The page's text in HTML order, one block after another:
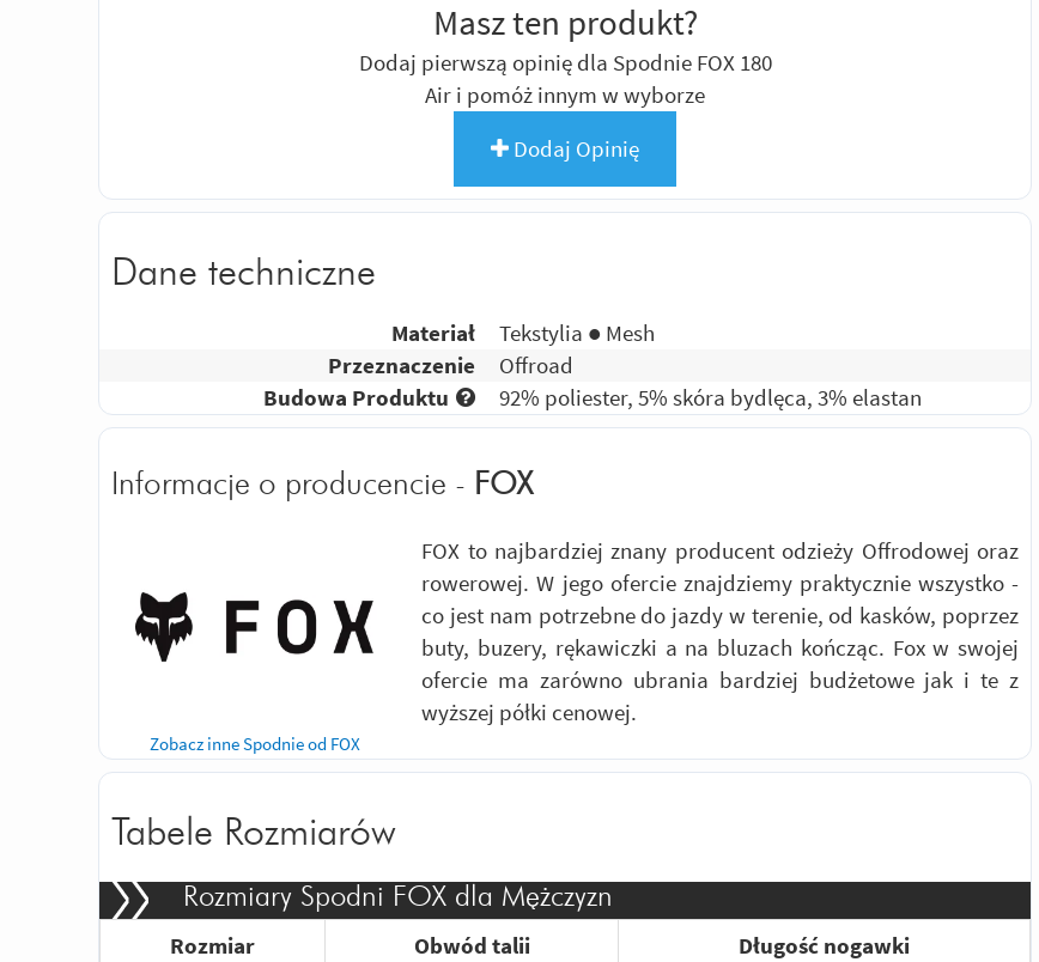
Masz ten produkt?
Dodaj pierwszą opinię dla Spodnie FOX 180
Air i pomóż innym w wyborze
Dodaj Opinię
Dane techniczne
Materiał
Tekstylia ● Mesh
Przeznaczenie
Offroad
Budowa Produktu
92% poliester, 5% skóra bydlęca, 3% elastan
Informacje o producencie - FOX
Zobacz inne Spodnie od FOX
FOX to najbardziej znany producent odzieży Offrodowej oraz
rowerowej. W jego ofercie znajdziemy praktycznie wszystko -
co jest nam potrzebne do jazdy w terenie, od kasków, poprzez
buty, buzery, rękawiczki a na bluzach kończąc. Fox w swojej
ofercie ma zarówno ubrania bardziej budżetowe jak i te z
wyższej półki cenowej.
Tabele Rozmiarów
Rozmiary Spodni FOX dla Mężczyzn
Rozmiar
Obwód talii
Długość nogawki